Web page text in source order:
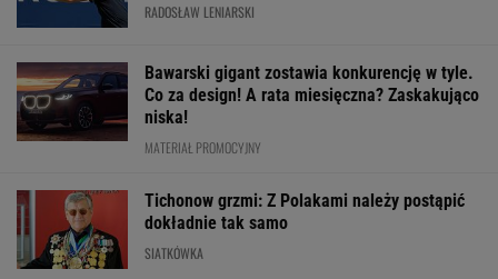
RADOSŁAW LENIARSKI
Bawarski gigant zostawia konkurencję w tyle.
Co za design! A rata miesięczna? Zaskakująco
niska!
MATERIAŁ PROMOCYJNY
Tichonow grzmi: Z Polakami należy postąpić
dokładnie tak samo
SIATKÓWKA